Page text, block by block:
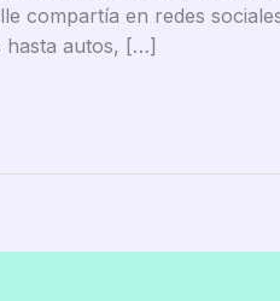
compartía en redes
hasta autos, […]